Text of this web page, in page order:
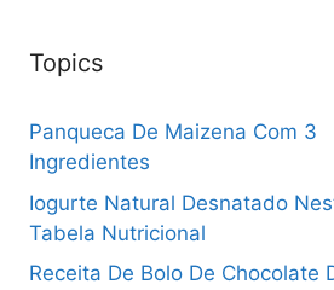
Topics
Panqueca De Maizena Com 3
Ingredientes
Iogurte Natural Desnatado
Tabela Nutricional
Receita De Bolo De Chocolate